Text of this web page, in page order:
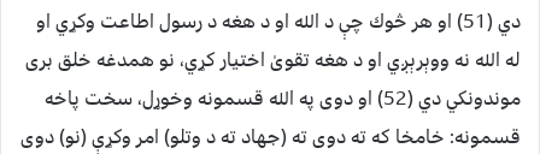
دي (51) او هر څوك چې د الله او د هغه د رسول اطاعت وكړي او
له الله نه ووېرېږي او د هغه تقوىٰ اختیار كړي، نو همدغه خلق برى
موندونكي دي (52) او دوى په الله قسمونه وخوړل، سخت پاخه
قسمونه: خامخا كه ته دوى ته (جهاد ته د وتلو) امر وكړې (نو) دوى